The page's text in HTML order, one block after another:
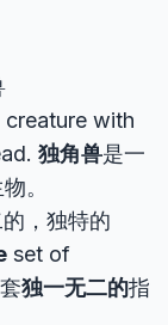
creature with
独角兽是一
。
的，独特的
set of
独一无二的指